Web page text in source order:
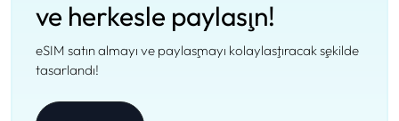
ve herkesle paylaşın!
eSIM satın almayı ve paylaşmayı kolaylaştıracak şekilde
tasarlandı!